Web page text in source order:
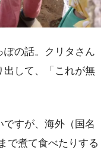
ぽの話。クリタさん
出して、「これが無
ですが、海外（国名
で煮て食べたりする